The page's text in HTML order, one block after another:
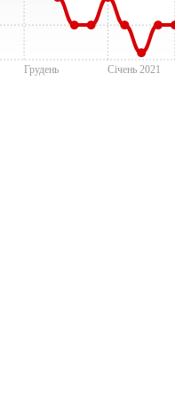
Грудень Січень 2021